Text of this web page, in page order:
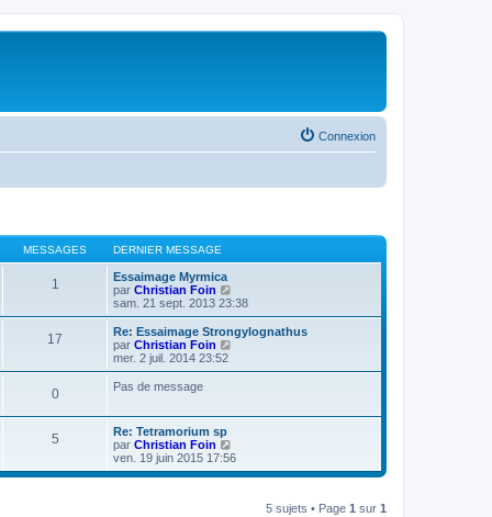
Connexion
MESSAGES DERNIER MESSAGE
1
Essaimage Myrmica
par Christian Foin
o
i
r
i
m
e
sam. 21 sept. 2013 23:38
17
Re: Essaimage Strongylognathus
par Christian Foin
i
d
n
i
mer. 2 juil. 2014 23:52
0 Pas de message
5
Re: Tetramorium sp
par Christian Foin
o
i
ven. 19 juin 2015 17:56
5 sujets • Page 1 sur 1